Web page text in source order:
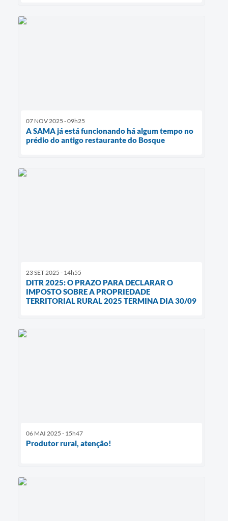
07 NOV 2025 - 09h25
A SAMA já está funcionando há algum tempo no
prédio do antigo restaurante do Bosque
23 SET 2025 - 14h55
DITR 2025: O PRAZO PARA DECLARAR O
IMPOSTO SOBRE A PROPRIEDADE
TERRITORIAL RURAL 2025 TERMINA DIA 30/09
06 MAI 2025 - 15h47
Produtor rural, atenção!